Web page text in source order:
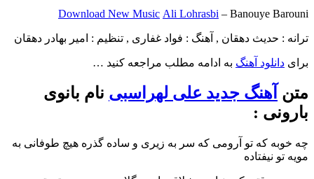
Download New Music Ali Lohrasbi – Banouye Barouni
ترانه : حدیث دهقان , آهنگ : فواد غفاری , تنظیم : امیر بهادر دهقان
برای دانلود آهنگ به ادامه مطلب مراجعه کنید …
متن آهنگ جدید علی لهراسبی نام بانوی
بارونی :
چه خوبه که تو آرومی که سر به زیری و ساده گذره هیچ طوفانی به
مویه تو نیفتاده